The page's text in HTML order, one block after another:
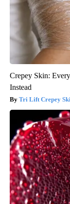
Crepey Skin:
Instead
Tri Lift Crepey